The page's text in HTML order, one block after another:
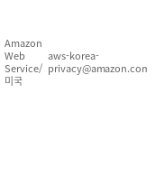
Amazon
Web
Service/
미국
aws-korea-
privacy@amazon.com